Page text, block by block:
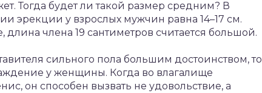
Тогда будет ли такой размер средним? В
эрекции у взрослых мужчин равна 14–17 см.
длина члена 19 сантиметров считается большой.
сильного пола большим достоинством, то
у женщины. Когда во влагалище
он способен вызвать не удовольствие, а